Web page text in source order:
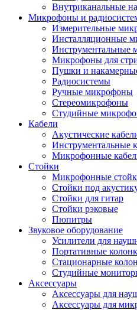
Внутриканальные
Микрофоны и
Измерительные
Инсталляционные
Инструментальные
Микрофоны для
Пушки и
Радиосистемы
Ручные микрофоны
Стереомикрофоны
Студийные
Кабели
Акустические
Инструментальные
Микрофонные
Стойки
Микрофонные
Стойки под
Стойки для гитар
Стойки рэковые
Пюпитры
Звуковое оборудование
Усилители для
Портативные
Стационарные
Студийные
Аксессуары
Аксессуары для
Аксессуары для